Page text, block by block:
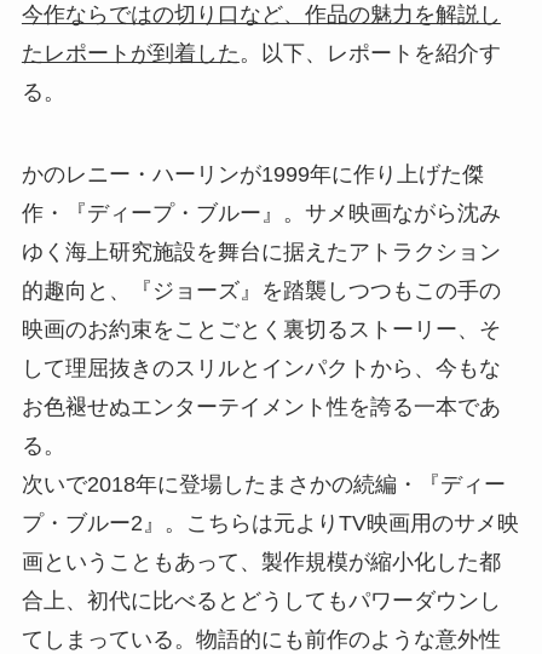
今作ならではの切り口など、作品の魅力を解説し
たレポートが到着した。以下、レポートを紹介す
る。
かのレニー・ハーリンが1999年に作り上げた傑
作・『ディープ・ブルー』。サメ映画ながら沈み
ゆく海上研究施設を舞台に据えたアトラクション
的趣向と、『ジョーズ』を踏襲しつつもこの手の
映画のお約束をことごとく裏切るストーリー、そ
して理屈抜きのスリルとインパクトから、今もな
お色褪せぬエンターテイメント性を誇る一本であ
る。
次いで2018年に登場したまさかの続編・『ディー
プ・ブルー2』。こちらは元よりTV映画用のサメ映
画ということもあって、製作規模が縮小化した都
合上、初代に比べるとどうしてもパワーダウンし
てしまっている。物語的にも前作のような意外性